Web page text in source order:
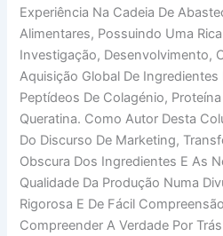
Experiência Na Cadeia De
Alimentares, Possuindo Uma
Investigação, Desenvolvimento,
Aquisição Global De
Peptídeos De Colagénio,
Queratina. Como Autor Desta
Do Discurso De Marketing,
Obscura Dos Ingredientes E As
Qualidade Da Produção Numa
Rigorosa E De Fácil
Compreender A Verdade Por